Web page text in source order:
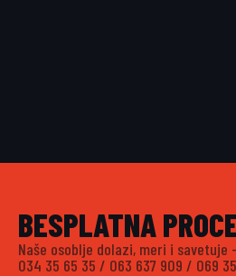
BESPLATNA
Naše osoblje dolazi, meri i
034 35 65 35 / 063 637 909 / 069